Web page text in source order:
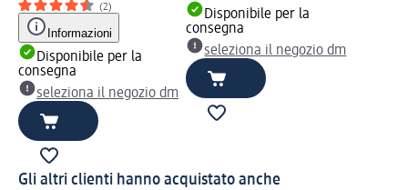
(2)
Informazioni
Disponibile per la
consegna
seleziona il negozio dm
Disponibile per la
consegna
seleziona il negozio dm
Gli altri clienti hanno acquistato anche